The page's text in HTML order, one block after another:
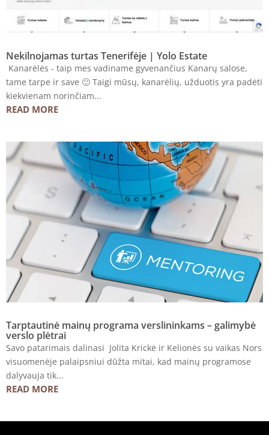
Nekilnojamas turtas Tenerifėje | Yolo Estate
Kanarėlės - taip mes vadiname gyvenančius Kanarų salose,
tame tarpe ir save 🙂 Taigi mūsų, kanarėlių, užduotis yra padėti
kiekvienam norinčiam...
READ MORE
Tarptautinė mainų programa verslininkams – galimybė
verslo plėtrai
Savo patarimais dalinasi Jolita Krickė ir Kelionės su vaikas Nors
visuomenėje palaipsniui dūžta mitai, kad mainų programose
dalyvauja tik...
READ MORE